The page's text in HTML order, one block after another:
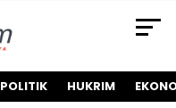
POLITIK HUKRIM